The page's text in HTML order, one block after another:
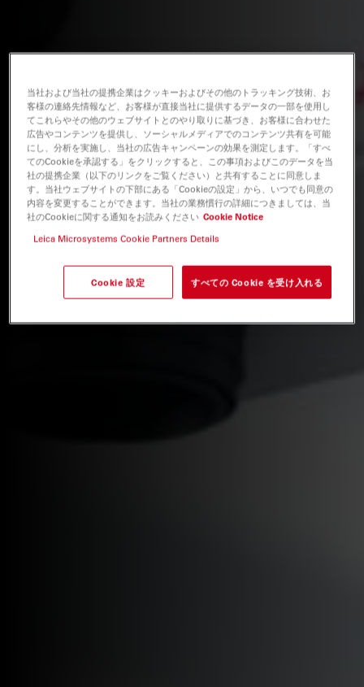
当社および当社の提携企業はクッキーおよびその他のトラッキング技術、お
客様の連絡先情報など、お客様が直接当社に提供するデータの一部を使用し
てこれらやその他のウェブサイトとのやり取りに基づき、お客様に合わせた
広告やコンテンツを提供し、ソーシャルメディアでのコンテンツ共有を可能
にし、分析を実施し、当社の広告キャンペーンの効果を測定します。「すべ
てのCookieを承認する」をクリックすると、この事項およびこのデータを当
社の提携企業（以下のリンクをご覧ください）と共有することに同意しま
す。当社ウェブサイトの下部にある「Cookieの設定」から、いつでも同意の
内容を変更することができます。当社の業務慣行の詳細につきましては、当
社のCookieに関する通知をお読みください Cookie Notice
Leica Microsystems Cookie Partners Details
Cookie 設定 すべての Cookie を受け入れる